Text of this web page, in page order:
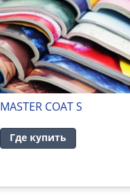
MASTER COAT S
Где купить